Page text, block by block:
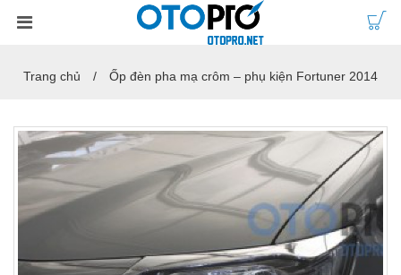
Trang chủ Ốp đèn pha mạ crôm – phụ kiện Fortuner 2014